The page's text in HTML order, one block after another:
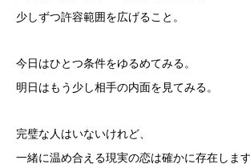
少しずつ許容範囲を広げること。
今日はひとつ条件をゆるめてみる。
明日はもう少し相手の内面を見てみる。
完璧な人はいないけれど、
一緒に温め合える現実の恋は確かに存在します